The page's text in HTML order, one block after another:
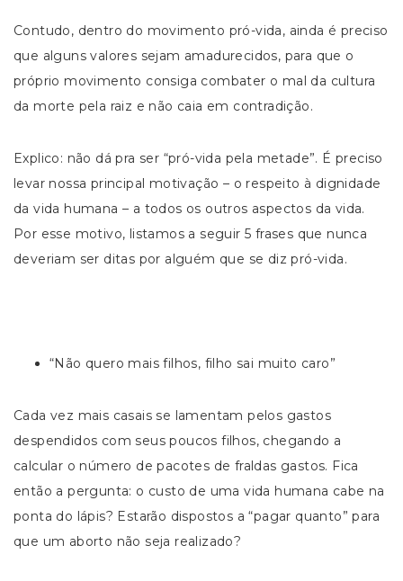
Contudo, dentro do movimento pró-vida, ainda é preciso
que alguns valores sejam amadurecidos, para que o
próprio movimento consiga combater o mal da cultura
da morte pela raiz e não caia em contradição.
Explico: não dá pra ser “pró-vida pela metade”. É preciso
levar nossa principal motivação – o respeito à dignidade
da vida humana – a todos os outros aspectos da vida.
Por esse motivo, listamos a seguir 5 frases que nunca
deveriam ser ditas por alguém que se diz pró-vida.
“Não quero mais filhos, filho sai muito caro”
Cada vez mais casais se lamentam pelos gastos
despendidos com seus poucos filhos, chegando a
calcular o número de pacotes de fraldas gastos. Fica
então a pergunta: o custo de uma vida humana cabe na
ponta do lápis? Estarão dispostos a “pagar quanto” para
que um aborto não seja realizado?